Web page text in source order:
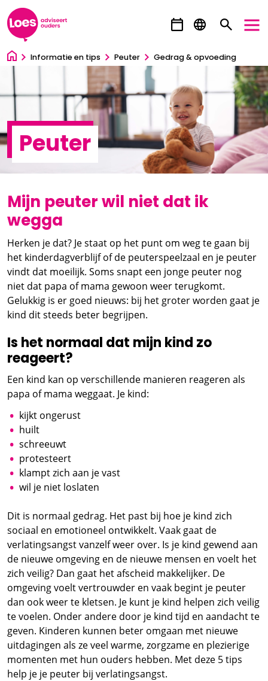
Ga direct naar inhoud
Informatie en tips Peuter Gedrag & opvoeding
Peuter
Mijn peuter wil niet dat ik
wegga
Herken je dat? Je staat op het punt om weg te gaan bij
het kinderdagverblijf of de peuterspeelzaal en je peuter
vindt dat moeilijk. Soms snapt een jonge peuter nog
niet dat papa of mama gewoon weer terugkomt.
Gelukkig is er goed nieuws: bij het groter worden gaat je
kind dit steeds beter begrijpen.
Is het normaal dat mijn kind zo
reageert?
Een kind kan op verschillende manieren reageren als
papa of mama weggaat. Je kind:
kijkt ongerust
huilt
schreeuwt
protesteert
klampt zich aan je vast
wil je niet loslaten
Dit is normaal gedrag. Het past bij hoe je kind zich
sociaal en emotioneel ontwikkelt. Vaak gaat de
verlatingsangst vanzelf weer over. Is je kind gewend aan
de nieuwe omgeving en de nieuwe mensen en voelt het
zich veilig? Dan gaat het afscheid makkelijker. De
omgeving voelt vertrouwder en vaak begint je peuter
dan ook weer te kletsen. Je kunt je kind helpen zich veilig
te voelen. Onder andere door je kind tijd en aandacht te
geven. Kinderen kunnen beter omgaan met nieuwe
uitdagingen als ze veel warme, zorgzame en plezierige
momenten met hun ouders hebben. Met deze 5 tips
help je je peuter bij verlatingsangst.